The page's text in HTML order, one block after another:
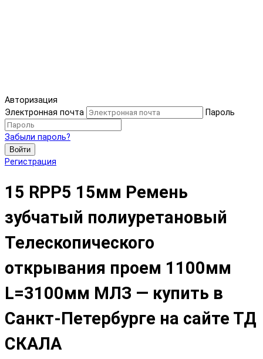
Авторизация
Электронная почта
Пароль
Забыли пароль?
Войти
Регистрация
15 RPP5 15мм Ремень
зубчатый полиуретановый
Телескопического
открывания проем 1100мм
L=3100мм МЛЗ — купить в
Санкт-Петербурге на сайте ТД
СКАЛА